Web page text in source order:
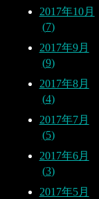
2017年10月
7
2017年9月
9
2017年8月
4
2017年7月
5
2017年6月
3
2017年5月